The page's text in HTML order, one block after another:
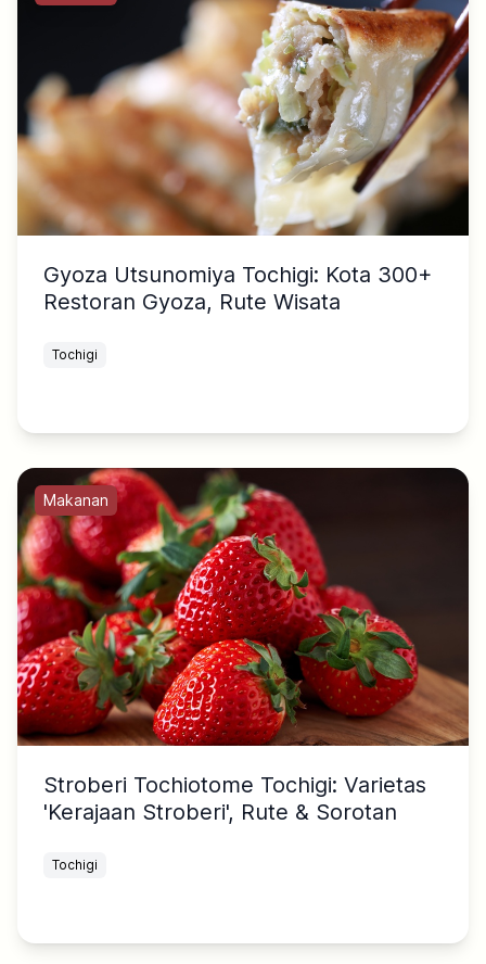
Gyoza Utsunomiya Tochigi: Kota 300+
Restoran Gyoza, Rute Wisata
Tochigi
Makanan
Stroberi Tochiotome Tochigi: Varietas
'Kerajaan Stroberi', Rute & Sorotan
Tochigi